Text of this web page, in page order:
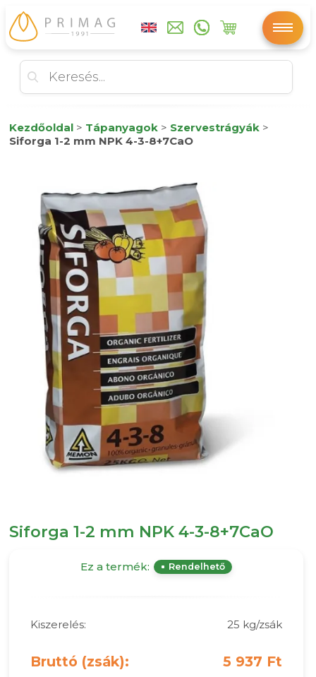
Kezdőoldal > Tápanyagok > Szervestrágyák >
Siforga 1-2 mm NPK 4-3-8+7CaO
Siforga 1-2 mm NPK 4-3-8+7CaO
Ez a termék: Rendelhető
Kiszerelés: 25 kg/zsák
Bruttó (zsák): 5 937 Ft